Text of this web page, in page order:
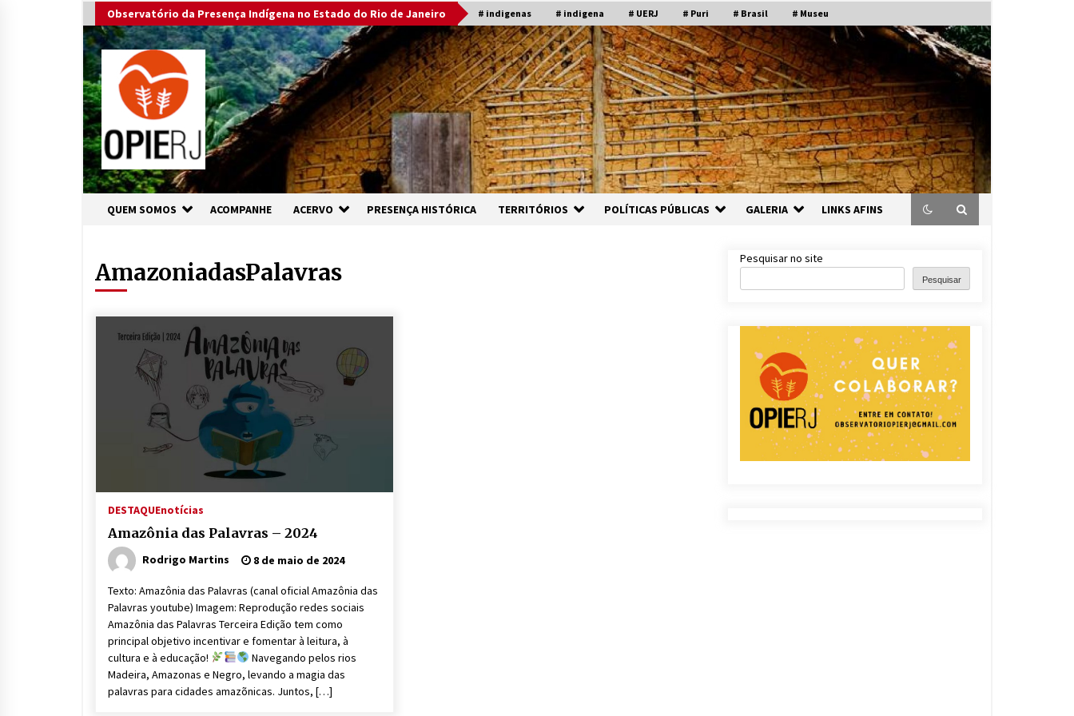
to
content
Observatório da Presença Indígena no Estado do Rio de Janeiro # indigenas # indigena # UERJ # Puri # Brasil # Museu
QUEM SOMOS ACOMPANHE ACERVO PRESENÇA HISTÓRICA TERRITÓRIOS POLÍTICAS PÚBLICAS GALERIA LINKS AFINS
AmazoniadasPalavras
DESTAQUEnotícias
Amazônia das Palavras – 2024
Rodrigo Martins 8 de maio de 2024
Texto: Amazônia das Palavras (canal oficial Amazônia das
Palavras youtube) Imagem: Reprodução redes sociais
Amazônia das Palavras Terceira Edição tem como
principal objetivo incentivar e fomentar à leitura, à
cultura e à educação!
Navegando pelos rios
Madeira, Amazonas e Negro, levando a magia das
palavras para cidades amazõnicas. Juntos, […]
Pesquisar no site
Pesquisar